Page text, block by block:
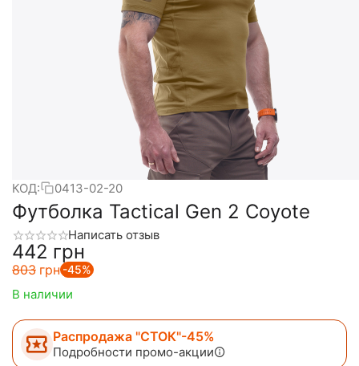
КОД: 0413-02-20
Футболка Tactical Gen 2 Coyote
Написать отзыв
‍442‍ грн
‍803‍ грн -45%
В наличии
Распродажа "СТОК"-45%
Подробности промо-акции